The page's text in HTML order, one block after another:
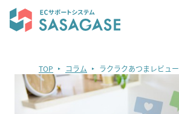
TOP コラム ラクラクあつまレビュー